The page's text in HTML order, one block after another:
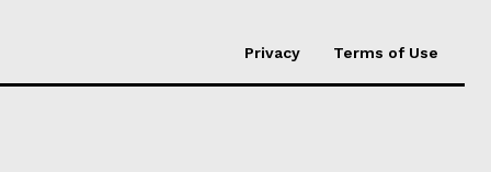
Privacy Terms of Use